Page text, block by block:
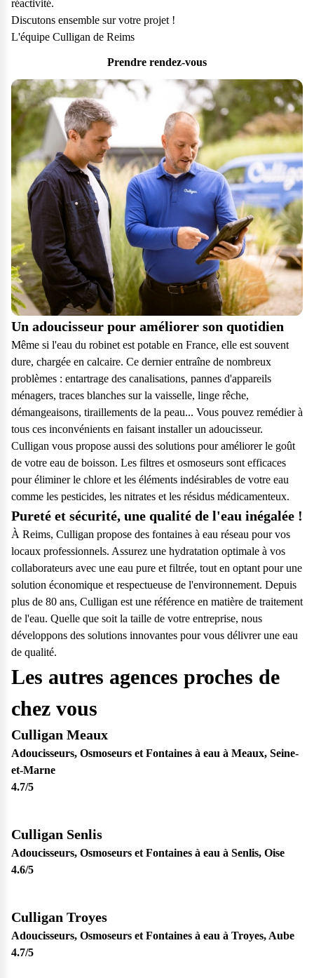
réactivité.
Discutons ensemble sur votre projet !
L'équipe Culligan de Reims
Prendre rendez-vous
Un adoucisseur pour améliorer son quotidien
Même si l'eau du robinet est potable en France, elle est souvent
dure, chargée en calcaire. Ce dernier entraîne de nombreux
problèmes : entartrage des canalisations, pannes d'appareils
ménagers, traces blanches sur la vaisselle, linge rêche,
démangeaisons, tiraillements de la peau... Vous pouvez remédier à
tous ces inconvénients en faisant installer un adoucisseur.
Culligan vous propose aussi des solutions pour améliorer le goût
de votre eau de boisson. Les filtres et osmoseurs sont efficaces
pour éliminer le chlore et les éléments indésirables de votre eau
comme les pesticides, les nitrates et les résidus médicamenteux.
Pureté et sécurité, une qualité de l'eau inégalée !
À Reims, Culligan propose des fontaines à eau réseau pour vos
locaux professionnels. Assurez une hydratation optimale à vos
collaborateurs avec une eau pure et filtrée, tout en optant pour une
solution économique et respectueuse de l'environnement. Depuis
plus de 80 ans, Culligan est une référence en matière de traitement
de l'eau. Quelle que soit la taille de votre entreprise, nous
développons des solutions innovantes pour vous délivrer une eau
de qualité.
Les autres agences proches de
chez vous
Culligan Meaux
Adoucisseurs, Osmoseurs et Fontaines à eau à Meaux, Seine-
et-Marne
4.7/5
Culligan Senlis
Adoucisseurs, Osmoseurs et Fontaines à eau à Senlis, Oise
4.6/5
Culligan Troyes
Adoucisseurs, Osmoseurs et Fontaines à eau à Troyes, Aube
4.7/5